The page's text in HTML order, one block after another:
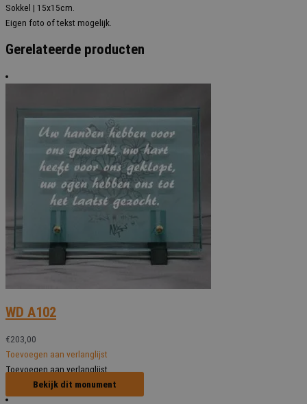
Sokkel | 15x15cm.
Eigen foto of tekst mogelijk.
Gerelateerde producten
WD A102
€203,00
Toevoegen aan verlanglijst
Toevoegen aan verlanglijst
Bekijk dit monument